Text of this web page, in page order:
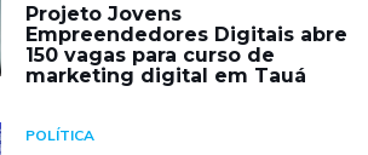
Projeto Jovens
Empreendedores Digitais abre
150 vagas para curso de
marketing digital em Tauá
POLÍTICA